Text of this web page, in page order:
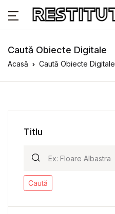
Caută Obiecte Digitale
Acasă Caută Obiecte Digitale
Titlu
Caută